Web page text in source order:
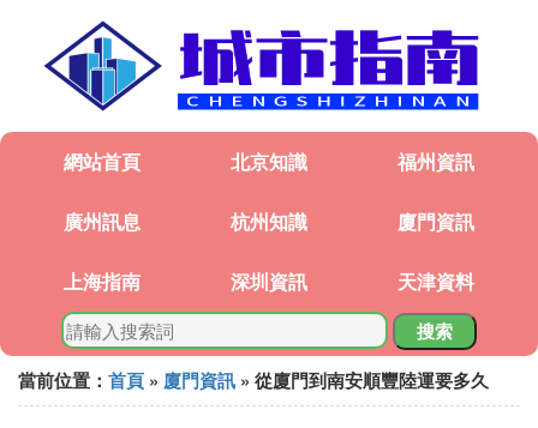
網站首頁 北京知識 福州資訊
廣州訊息 杭州知識 廈門資訊
上海指南 深圳資訊 天津資料
搜索
當前位置： 首頁 » 廈門資訊 » 從廈門到南安順豐陸運要多久